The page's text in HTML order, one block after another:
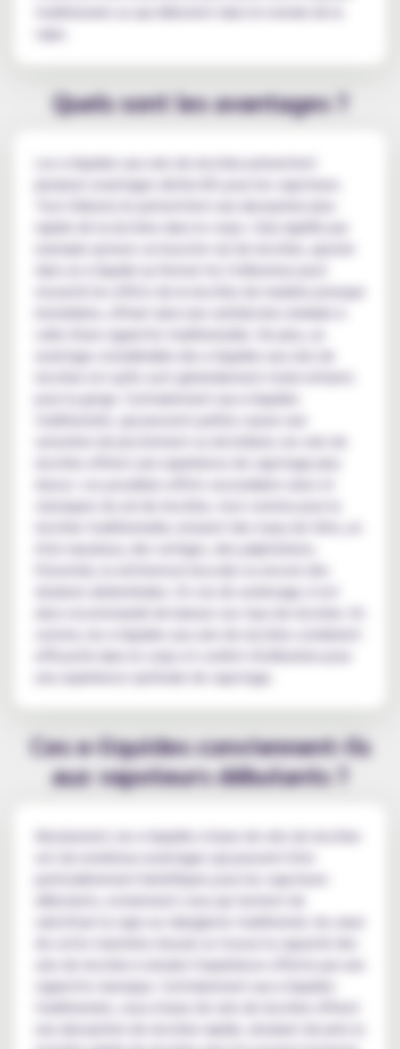
vape.
Quels sont les avantages ?
Les e-liquides aux sels de nicotine présentent
plusieurs avantages distinctifs pour les vapoteurs.
rapide de la nicotine dans le corps. Cela signifie par
exemple qu'avec un booster sel de nicotine, ajouter
ressentir les effets de la nicotine de manière presque
celle d'une cigarette traditionnelle. De plus, un
avantage considérable des e-liquides aux sels de
pour la gorge. Contrairement aux e-liquides
sensation de picotement ou de brûlure, les sels de
nicotine offrent une expérience de vapotage plus
douce. Les possibles effets secondaires rares et
classiques du sel de nicotine, tout comme pour la
état nauséeux, des vertiges, des palpitations,
douleurs abdominales. En cas de surdosage, il est
une expérience optimale de vapotage.
Ces e-liquides conviennent-ils
aux vapoteurs débutants ?
Absolument, les e-liquides à base de sels de nicotine
ont de nombreux avantages qui peuvent être
particulièrement bénéfiques pour les vapoteurs
substituer la vape au tabagisme traditionnel. Au cœur
de cette transition réussie se trouve la capacité des
sels de nicotine à simuler l'expérience offerte par une
cigarette classique. Contrairement aux e-liquides
traditionnels, ceux à base de sels de nicotine offrent
une absorption de nicotine rapide, simulant de près la